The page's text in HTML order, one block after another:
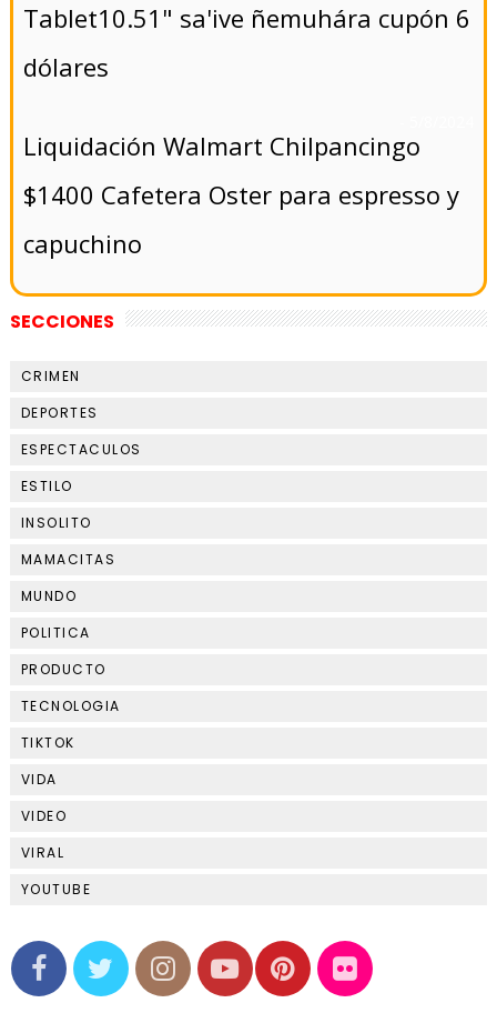
Tablet10.51" sa'ive ñemuhára cupón 6
dólares
Liquidación Walmart Chilpancingo
$1400 Cafetera Oster para espresso y
capuchino
SECCIONES
CRIMEN
DEPORTES
ESPECTACULOS
ESTILO
INSOLITO
MAMACITAS
MUNDO
POLITICA
PRODUCTO
TECNOLOGIA
TIKTOK
VIDA
VIDEO
VIRAL
YOUTUBE